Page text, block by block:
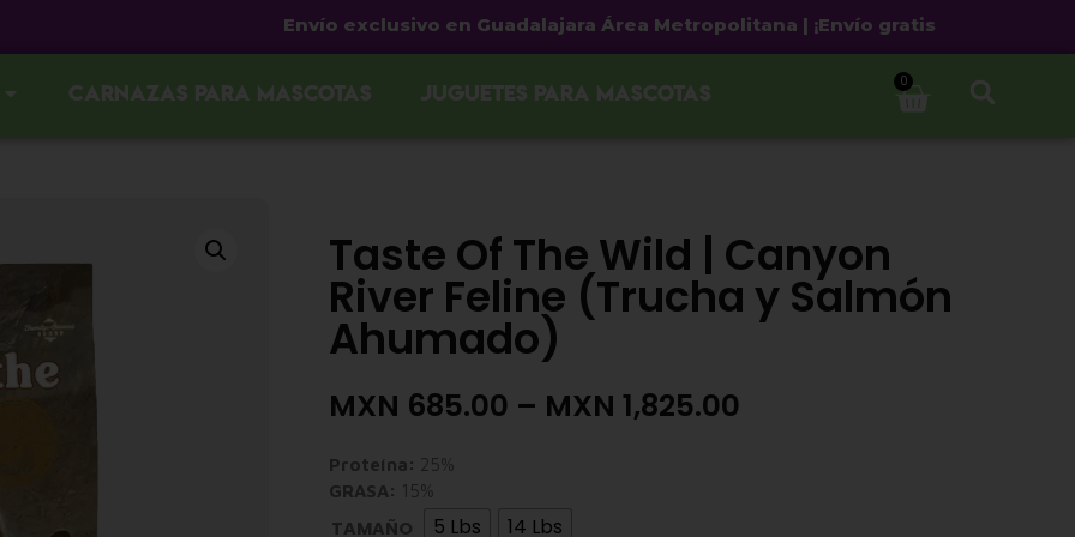
Envío exclusivo en Guadalajara Área Metropolitana | ¡Envío gratis a partir de $500
Carnazas para mascotas Juguetes para mascotas 0
Taste Of The Wild | Canyon
River Feline (Trucha y Salmón
Ahumado)
MXN 685.00 – MXN 1,825.00
Proteína: 25%
GRASA: 15%
TAMAÑO 5 Lbs 14 Lbs